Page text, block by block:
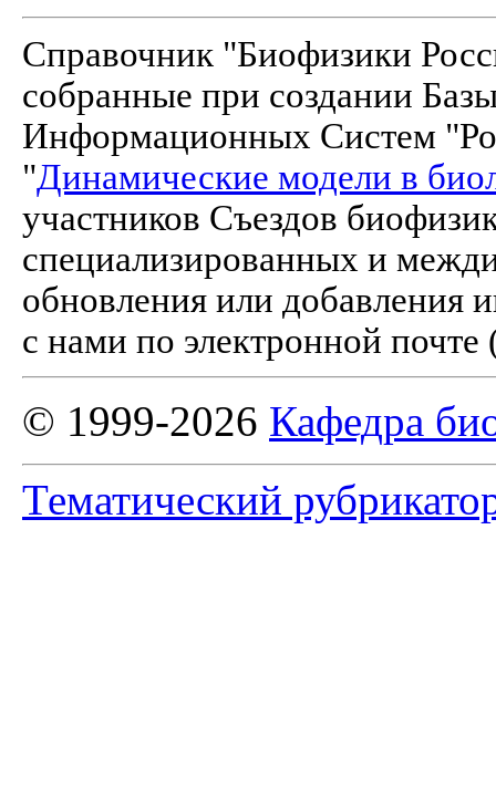
Справочник "Биофизики
собранные при создании
Информационных Систем
"Динамические модели в
участников Съездов
специализированных и
обновления или добавления
с нами по электронной почте
© 1999-2026 Кафедра
Тематический